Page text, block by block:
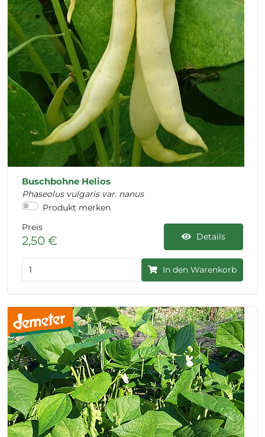
Buschbohne Helios
Phaseolus vulgaris var. nanus
Produkt merken
Preis
2,50 € Details
In den Warenkorb